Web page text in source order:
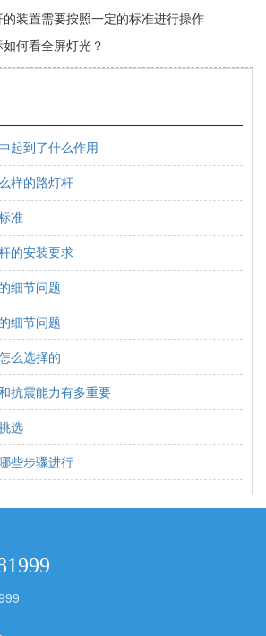
装置需要按照一定的标准进行操作
何看全屏灯光？
起到了什么作用
样的路灯杆
准
的安装要求
细节问题
细节问题
么选择的
抗震能力有多重要
选
些步骤进行